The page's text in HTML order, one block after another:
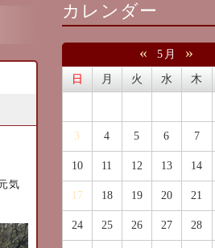
気
カレンダー
« 5月 »
日 月 火 水 木
3 4 5 6 7
10 11 12 13 14
17 18 19 20 21
24 25 26 27 28